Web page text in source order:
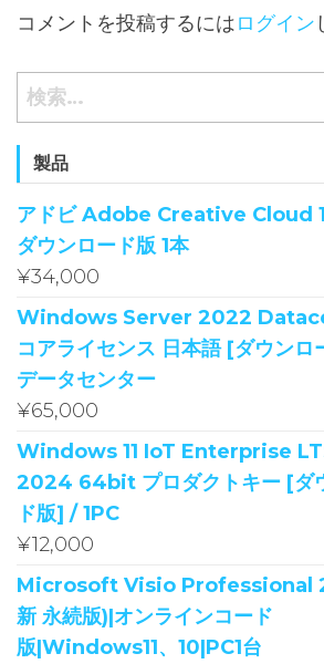
コメントを投稿するにはログイン
製品
アドビ Adobe Creative Cloud
ダウンロード版 1本
¥34,000
Windows Server 2022
コアライセンス 日本語 [ダウンロ
データセンター
¥65,000
Windows 11 IoT Enterprise
2024 64bit プロダクトキー [ダ
ド版] / 1PC
¥12,000
Microsoft Visio Professional
新 永続版)|オンラインコード
版|Windows11、10|PC1台